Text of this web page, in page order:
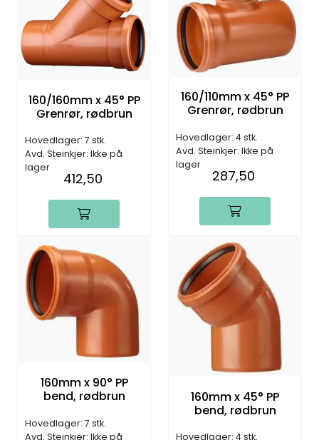
160/160mm x 45° PP
Grenrør, rødbrun
Hovedlager: 7 stk.
Avd. Steinkjer: Ikke på
lager
412,50
160/110mm x 45° PP
Grenrør, rødbrun
Hovedlager: 4 stk.
Avd. Steinkjer: Ikke på
lager
287,50
160mm x 90° PP
bend, rødbrun
Hovedlager: 7 stk.
Avd. Steinkjer: Ikke på
160mm x 45° PP
bend, rødbrun
Hovedlager: 4 stk.